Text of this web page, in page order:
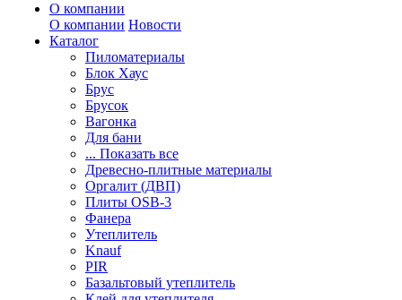
О компании
О компании Новости
Каталог
Пиломатериалы
Блок Хаус
Брус
Брусок
Вагонка
Для бани
... Показать все
Древесно-плитные материалы
Оргалит (ДВП)
Плиты OSB-3
Фанера
Утеплитель
Knauf
PIR
Базальтовый утеплитель